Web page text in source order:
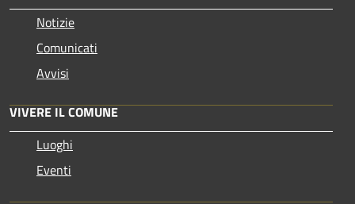
Notizie
Comunicati
Avvisi
VIVERE IL COMUNE
Luoghi
Eventi